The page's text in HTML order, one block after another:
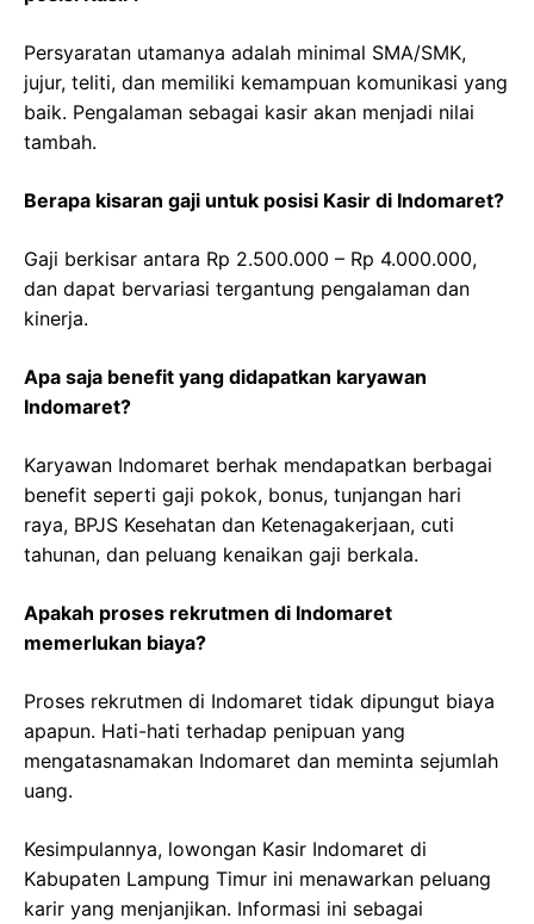
Persyaratan utamanya adalah minimal SMA/SMK,
jujur, teliti, dan memiliki kemampuan komunikasi yang
baik. Pengalaman sebagai kasir akan menjadi nilai
tambah.
Berapa kisaran gaji untuk posisi Kasir di Indomaret?
Gaji berkisar antara Rp 2.500.000 – Rp 4.000.000,
dan dapat bervariasi tergantung pengalaman dan
kinerja.
Apa saja benefit yang didapatkan karyawan
Indomaret?
Karyawan Indomaret berhak mendapatkan berbagai
benefit seperti gaji pokok, bonus, tunjangan hari
raya, BPJS Kesehatan dan Ketenagakerjaan, cuti
tahunan, dan peluang kenaikan gaji berkala.
Apakah proses rekrutmen di Indomaret
memerlukan biaya?
Proses rekrutmen di Indomaret tidak dipungut biaya
apapun. Hati-hati terhadap penipuan yang
mengatasnamakan Indomaret dan meminta sejumlah
uang.
Kesimpulannya, lowongan Kasir Indomaret di
Kabupaten Lampung Timur ini menawarkan peluang
karir yang menjanjikan. Informasi ini sebagai